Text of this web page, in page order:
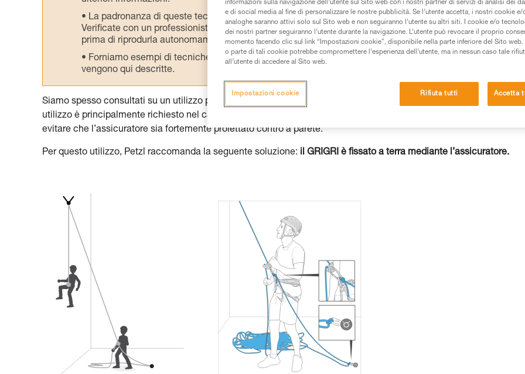
La padronanza di queste tecniche richiede una formazione ed un addestramento specifico.
Verificate con un professionista la vostra capacità di rifare la manovra, da soli, in piena sicurezza,
prima di riprodurla autonomamente.
Forniamo esempi di tecniche relative alla vostra attività. Ne possono esistere altre che non
vengono qui descritte.
Siamo spesso consultati su un utilizzo particolare del GRIGRI quando è fissato a terra e non sull’assicuratore.
utilizzo è principalmente richiesto nel caso in cui c’è una forte differenza di peso tra assicuratore e arrampicatore,
evitare che l’assicuratore sia fortemente proiettato contro a parete.
Per questo utilizzo, Petzl raccomanda la seguente soluzione: il GRIGRI è fissato a terra mediante l’assicuratore.
informazioni sulla navigazione dell’utente sul Sito web con i nostri partner di servizi di analisi dei
e di social media al fine di personalizzare le nostre pubblicità. Se l’utente accetta, i nostri cookie
analoghe saranno attivi solo sul Sito web e non seguiranno l’utente su altri siti. I cookie e/o
dei nostri partner seguiranno l’utente durante la navigazione. L’utente può revocare il proprio
momento facendo clic sul link “Impostazioni cookie”, disponibile nella parte inferiore del Sito
o parte di tali cookie potrebbe compromettere l’esperienza dell’utente, ma in nessun caso tale
all’utente di accedere al Sito web.
Rifiuta tutti Accetta
Impostazioni cookie